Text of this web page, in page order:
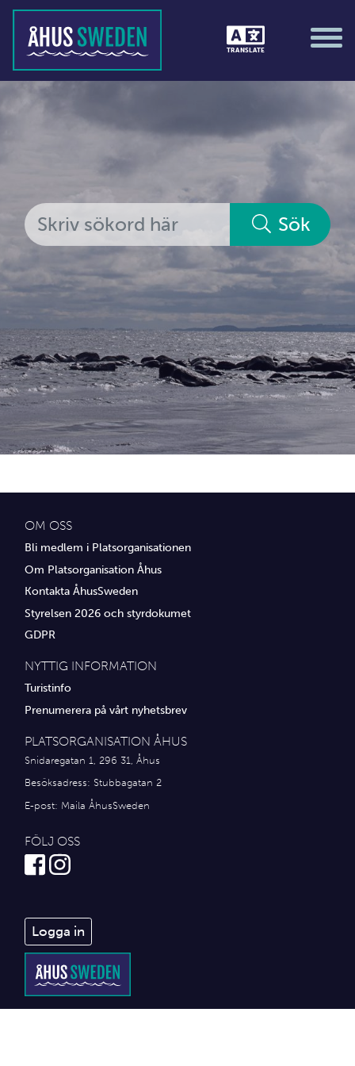
TRANSLATE
Tävlingar &amp; matcher
Alla medlemmar
Ekonomi &amp; juridik
Hantverkare
Hus &amp; hem
Ideella föreningar
Idrottsföreningar
Media
Transport
Övrig service
Sök
OM OSS
Bli medlem i Platsorganisationen
Om Platsorganisation Åhus
Kontakta ÅhusSweden
Styrelsen 2026 och styrdokumet
GDPR
NYTTIG INFORMATION
Turistinfo
Prenumerera på vårt nyhetsbrev
PLATSORGANISATION ÅHUS
Snidaregatan 1, 296 31, Åhus
Besöksadress: Stubbagatan 2
E-post: Maila ÅhusSweden
FÖLJ OSS
Logga in